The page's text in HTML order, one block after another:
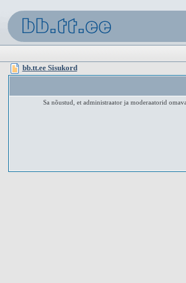
bb.tt.ee Sisukord
Sa nõustud, et administraator ja moderaatorid